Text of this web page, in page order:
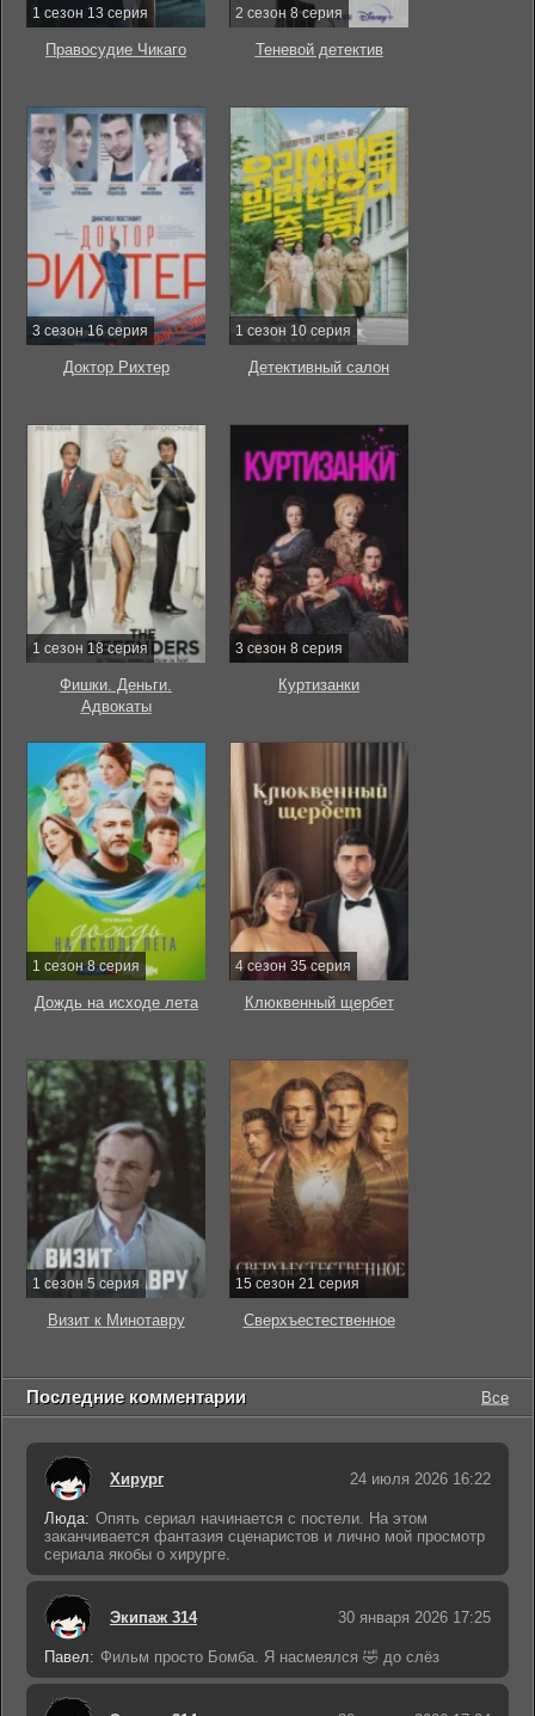
1 сезон 13 серия
Правосудие Чикаго
2 сезон 8 серия
Теневой детектив
3 сезон 16 серия
Доктор Рихтер
1 сезон 10 серия
Детективный салон
1 сезон 18 серия
Фишки. Деньги.
Адвокаты
3 сезон 8 серия
Куртизанки
1 сезон 8 серия
Дождь на исходе лета
4 сезон 35 серия
Клюквенный щербет
1 сезон 5 серия
Визит к Минотавру
15 сезон 21 серия
Сверхъестественное
Последние комментарии Все
Хирург 24 июля 2026 16:22
Люда: Опять сериал начинается с постели. На этом
заканчивается фантазия сценаристов и лично мой просмотр
сериала якобы о хирурге.
Экипаж 314 30 января 2026 17:25
Павел: Фильм просто Бомба. Я насмеялся 🤣 до слёз